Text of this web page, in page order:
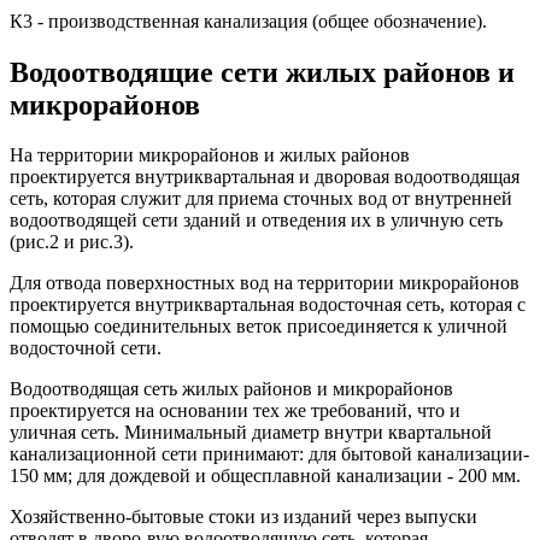
К3 - производственная канализация (общее обозначение).
Водоотводящие сети жилых районов и
микрорайонов
На территории микрорайонов и жилых районов
проектируется внутриквартальная и дворовая водоотводящая
сеть, которая служит для приема сточных вод от внутренней
водоотводящей сети зданий и отведения их в уличную сеть
(рис.2 и рис.3).
Для отвода поверхностных вод на территории микрорайонов
проектируется внутриквартальная водосточная сеть, которая с
помощью соединительных веток присоединяется к уличной
водосточной сети.
Водоотводящая сеть жилых районов и микрорайонов
проектируется на основании тех же требований, что и
уличная сеть. Минимальный диаметр внутри квартальной
канализационной сети принимают: для бытовой канализации-
150 мм; для дождевой и общесплавной канализации - 200 мм.
Хозяйственно-бытовые стоки из изданий через выпуски